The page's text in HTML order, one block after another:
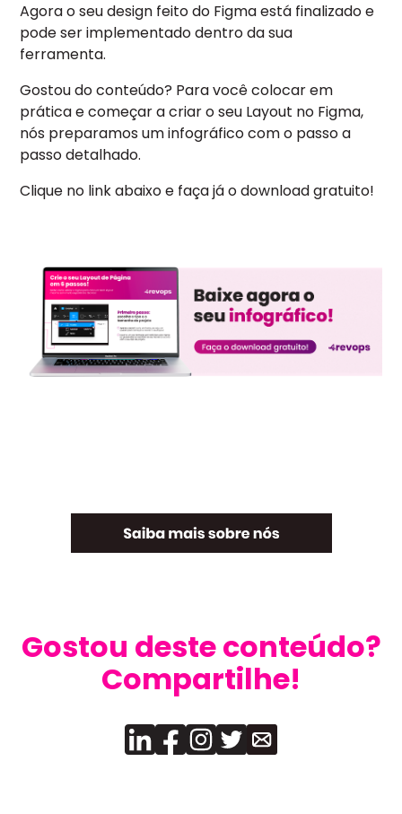
Agora o seu design feito do Figma está finalizado e
pode ser implementado dentro da sua
ferramenta.
Gostou do conteúdo? Para você colocar em
prática e começar a criar o seu Layout no Figma,
nós preparamos um infográfico com o passo a
passo detalhado.
Clique no link abaixo e faça já o download gratuito!
Gostou deste conteúdo?
Compartilhe!